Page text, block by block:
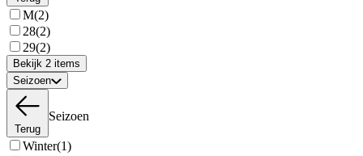
M(2)
28(2)
29(2)
Bekijk 2 items
Seizoen
Terug
Seizoen
Winter(1)